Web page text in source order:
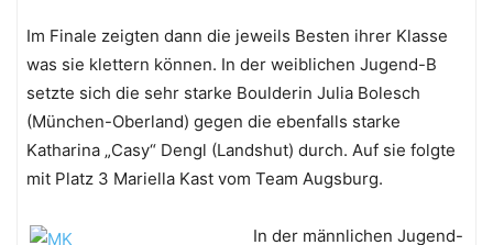
Im Finale zeigten dann die jeweils Besten ihrer Klasse
was sie klettern können. In der weiblichen Jugend-B
setzte sich die sehr starke Boulderin Julia Bolesch
(München-Oberland) gegen die ebenfalls starke
Katharina „Casy“ Dengl (Landshut) durch. Auf sie folgte
mit Platz 3 Mariella Kast vom Team Augsburg.
In der männlichen Jugend-